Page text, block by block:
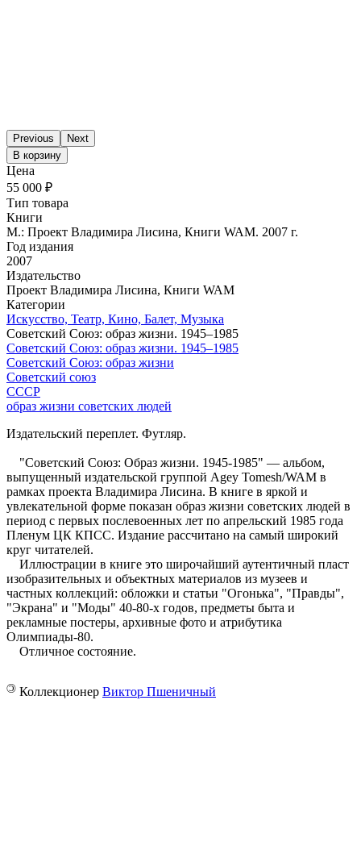
Previous
Next
В корзину
Цена
55 000 ₽
Тип товара
Книги
М.: Проект Владимира Лисина, Книги WAM. 2007 г.
Год издания
2007
Издательство
Проект Владимира Лисина, Книги WAM
Категории
Искусство, Театр, Кино, Балет, Музыка
Советский Союз: образ жизни. 1945–1985
Советский Союз: образ жизни. 1945–1985
Советский Союз: образ жизни
Советский союз
СССР
образ жизни советских людей
Издательский переплет. Футляр.
"Советский Союз: Образ жизни. 1945-1985" — альбом,
выпущенный издательской группой Agey Tomesh/WAM в
рамках проекта Владимира Лисина. В книге в яркой и
увлекательной форме показан образ жизни советских людей в
период с первых послевоенных лет по апрельский 1985 года
Пленум ЦК КПСС. Издание рассчитано на самый широкий
круг читателей.
Иллюстрации в книге это широчайший аутентичный пласт
изобразительных и объектных материалов из музеев и
частных коллекций: обложки и статьи "Огонька", "Правды",
"Экрана" и "Моды" 40-80-х годов, предметы быта и
рекламные постеры, архивные фото и атрибутика
Олимпиады-80.
Отличное состояние.
© Коллекционер Виктор Пшеничный